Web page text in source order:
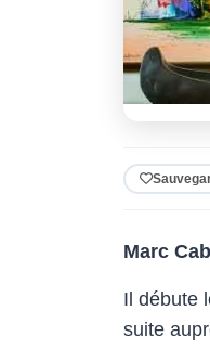
Marc
Il débute
suite